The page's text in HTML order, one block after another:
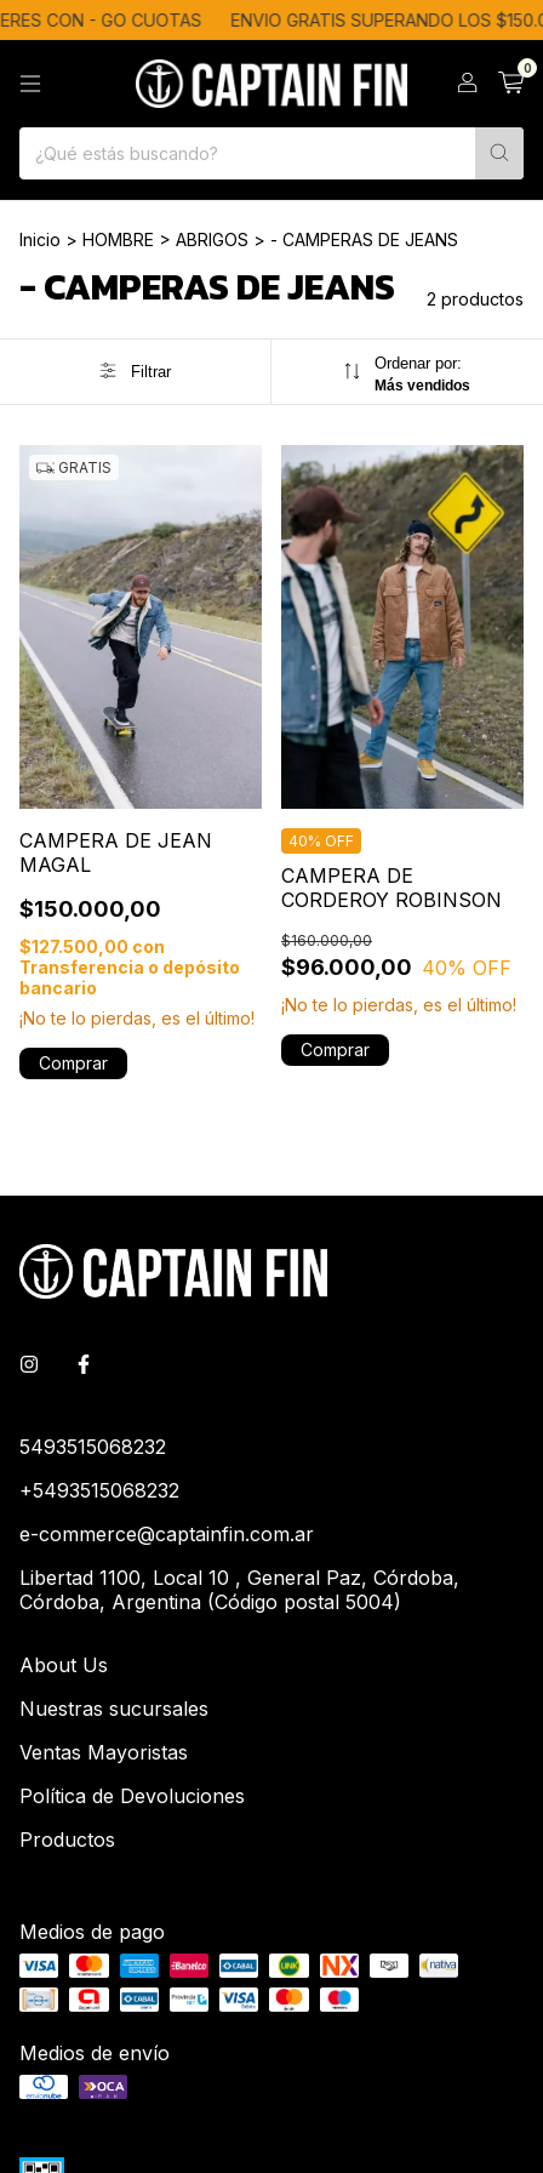
CON - GO CUOTAS ENVIO GRATIS SUPERANDO LOS
0
Inicio > HOMBRE > ABRIGOS > - CAMPERAS DE JEANS
- CAMPERAS DE JEANS 2 productos
Filtrar Ordenar por:
Más vendidos
GRATIS
CAMPERA DE JEAN
MAGAL
$150.000,00
$127.500,00 con
Transferencia o depósito
bancario
¡No te lo pierdas, es el último!
Comprar
CAMPERA DE
CORDEROY ROBINSON
$96.000,00
$160.000,00
40% OFF
40% OFF
¡No te lo pierdas, es el último!
Comprar
5493515068232
+5493515068232
e-commerce@captainfin.com.ar
Libertad 1100, Local 10 , General Paz, Córdoba,
Córdoba, Argentina (Código postal 5004)
About Us
Nuestras sucursales
Ventas Mayoristas
Política de Devoluciones
Productos
Medios de pago
Medios de envío